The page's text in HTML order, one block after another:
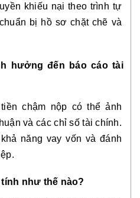
khiếu nại theo trình tự
bị hồ sơ chặt chẽ và
hưởng đến báo cáo tài
chậm nộp có thể ảnh
và các chỉ số tài chính.
năng vay vốn và đánh
như thế nào?